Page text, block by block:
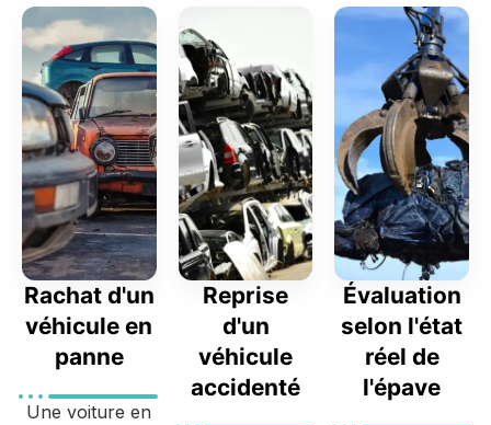
Rachat d'un
véhicule en
panne
Une voiture en
Reprise
d'un
véhicule
accidenté
Évaluation
selon l'état
réel de
l'épave